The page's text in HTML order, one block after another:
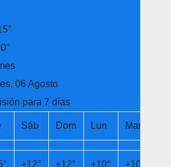
06 Agosto
para 7 días
Sáb Dom Lun Mar
+12° +12° +10° +10°